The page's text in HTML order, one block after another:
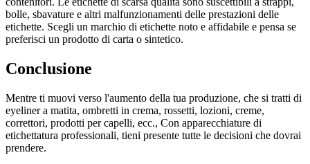
bolle, sbavature e altri malfunzionamenti delle prestazioni delle
etichette. Scegli un marchio di etichette noto e affidabile e pensa se
preferisci un prodotto di carta o sintetico.
Conclusione
Mentre ti muovi verso l'aumento della tua produzione, che si tratti di
eyeliner a matita, ombretti in crema, rossetti, lozioni, creme,
correttori, prodotti per capelli, ecc., Con apparecchiature di
etichettatura professionali, tieni presente tutte le decisioni che dovrai
prendere.